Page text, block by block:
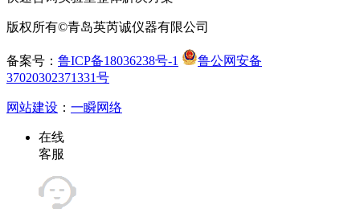
版权所有©青岛英芮诚仪器有限公司
备案号： 鲁ICP备18036238号-1
鲁公网安备
37020302371331号
网站建设 ： 一瞬网络
在线
客服